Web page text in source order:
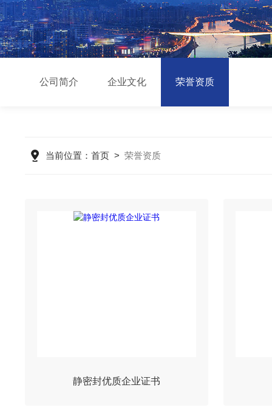
公司简介 企业文化 荣誉资质
当前位置： 首页> 荣誉资质
静密封优质企业证书